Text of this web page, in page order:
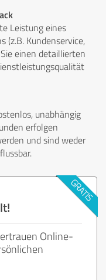
Leistung eines
(z.B. Kundenservice,
einen detaillierten
unabhängig
erfolgen
und sind weder
Online-